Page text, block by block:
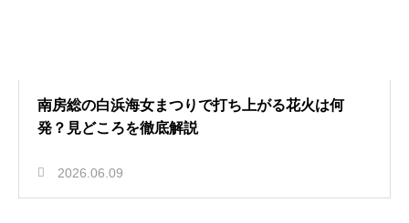
南房総の白浜海女まつりで打ち上がる花火は何
発？見どころを徹底解説
2026.06.09